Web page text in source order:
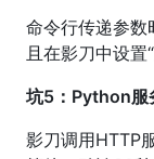
命令行传递参数
且在影刀中设置
坑5：Python服
影刀调用HTTP